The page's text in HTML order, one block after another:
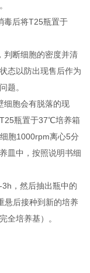
毒后将T25瓶置于
判断细胞的密度并清
态以防出现售后作为
题。
细胞会有脱落的现
瓶置于37℃培养箱
胞1000rpm离心5分
皿中，按照说明书细
，然后抽出瓶中的
悬后接种到新的培养
全培养基）。